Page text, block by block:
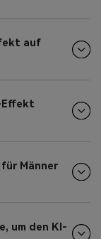
auf
Effekt
Männer
um den KI-